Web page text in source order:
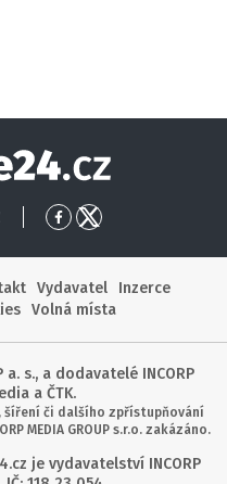
Globe24
Přejít
Facebook
Přejít
X
Vydavatel
Inzerce
Volná místa
s., a dodavatelé INCORP
a ČTK.
šíření či dalšího zpřístupňování
MEDIA GROUP s.r.o. zakázáno.
je vydavatelství INCORP